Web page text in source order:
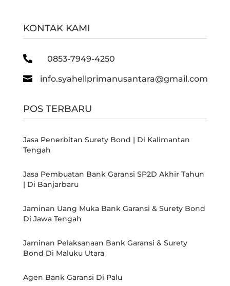
KONTAK KAMI
 0853-7949-4250
 info.syahellprimanusantara@gmail.com
POS TERBARU
Jasa Penerbitan Surety Bond | Di Kalimantan
Tengah
Jasa Pembuatan Bank Garansi SP2D Akhir Tahun
| Di Banjarbaru
Jaminan Uang Muka Bank Garansi & Surety Bond
Di Jawa Tengah
Jaminan Pelaksanaan Bank Garansi & Surety
Bond Di Maluku Utara
Agen Bank Garansi Di Palu